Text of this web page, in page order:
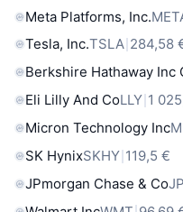
Meta Platforms, Inc.
Tesla, Inc.TSLA 284,58
Berkshire Hathaway Inc
Eli Lilly And CoLLY 1
Micron Technology Inc
SK HynixSKHY 119,5 €
JPmorgan Chase & Co